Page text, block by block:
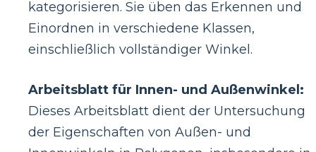
kategorisieren. Sie üben das Erkennen und
Einordnen in verschiedene Klassen,
einschließlich vollständiger Winkel.
Arbeitsblatt für Innen- und Außenwinkel:
Dieses Arbeitsblatt dient der Untersuchung
der Eigenschaften von Außen- und